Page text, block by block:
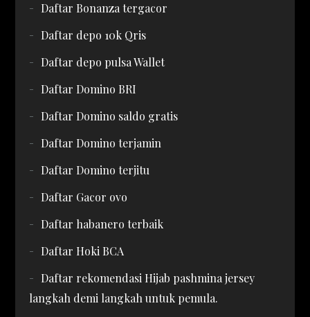
Daftar Bonanza tergacor
Daftar depo 10k Qris
Daftar depo pulsa Wallet
Daftar Domino BRI
Daftar Domino saldo gratis
Daftar Domino terjamin
Daftar Domino terjitu
Daftar Gacor ovo
Daftar habanero terbaik
Daftar Hoki BCA
Daftar rekomendasi Hijab pashmina jersey
langkah demi langkah untuk pemula.